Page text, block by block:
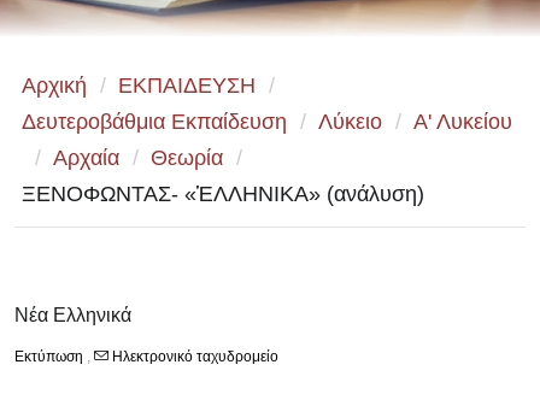
Αρχική / ΕΚΠΑΙΔΕΥΣΗ /
Δευτεροβάθμια Εκπαίδευση / Λύκειο / Α' Λυκείου
/ Αρχαία / Θεωρία /
ΞΕΝΟΦΩΝΤΑΣ- «ἙΛΛΗΝΙΚΑ» (ανάλυση)
Νέα Ελληνικά
Εκτύπωση , Ηλεκτρονικό ταχυδρομείο